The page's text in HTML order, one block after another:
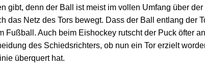
gibt, denn der Ball ist meist im vollen Umfang über
das Netz des Tors bewegt. Dass der Ball entlang der
Fußball. Auch beim Eishockey rutscht der Puck öfter
des Schiedsrichters, ob nun ein Tor erzielt
überquert hat.